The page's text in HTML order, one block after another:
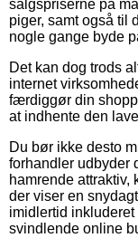
salgspriserne på
piger, samt også til
nogle gange byde
Det kan dog trods
internet
færdiggør din
at indhente den
Du bør ikke desto
forhandler udbyder
hamrende
der viser en
imidlertid
svindlende online